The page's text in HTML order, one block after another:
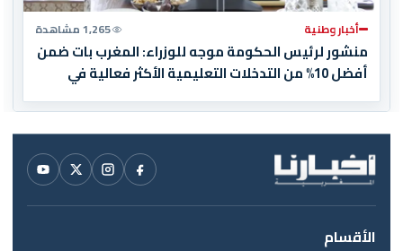
أخبار وطنية 1,265 مشاهدة
منشور لرئيس الحكومة موجه للوزراء: المغرب بات ضمن
أفضل 10% من التدخلات التعليمية الأكثر فعالية في
الأقسام